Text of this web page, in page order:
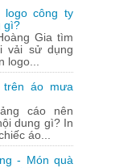
công ty
gì?
Gia tìm
vải sử dụng
logo...
áo mưa
cáo nên
dung gì? In
áo...
- Món quà